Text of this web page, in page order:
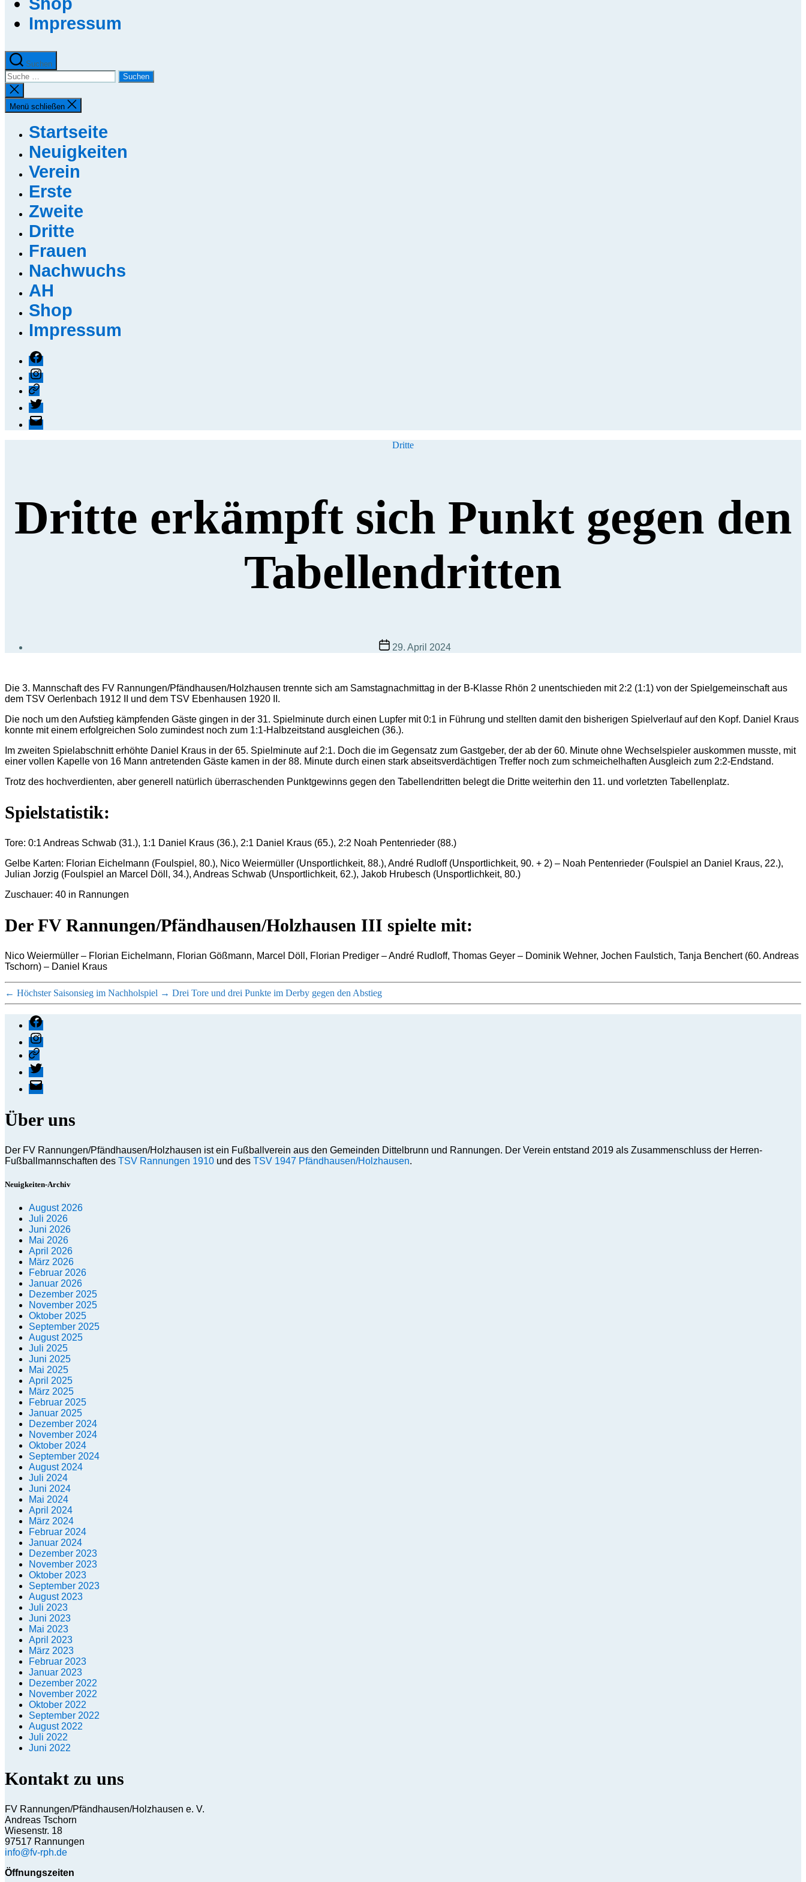
Impressum
Suchen
Suche
nach:
Suche
schließen
Menü schließen
Startseite
Neuigkeiten
Verein
Erste
Zweite
Dritte
Frauen
Nachwuchs
AH
Shop
Impressum
Facebook
Instagram
Threads
X
E-
Mail
Kategorien
Dritte
Dritte erkämpft sich Punkt gegen den
Tabellendritten
Beitragsdatum
29. April 2024
Die 3. Mannschaft des FV Rannungen/Pfändhausen/Holzhausen trennte sich am Samstagnachmittag in der B-Klasse Rhön 2 unentschieden mit 2:2 (1:1) von der Spielgemeinschaft aus
dem TSV Oerlenbach 1912 II und dem TSV Ebenhausen 1920 II.
Die noch um den Aufstieg kämpfenden Gäste gingen in der 31. Spielminute durch einen Lupfer mit 0:1 in Führung und stellten damit den bisherigen Spielverlauf auf den Kopf. Daniel Kraus
konnte mit einem erfolgreichen Solo zumindest noch zum 1:1-Halbzeitstand ausgleichen (36.).
Im zweiten Spielabschnitt erhöhte Daniel Kraus in der 65. Spielminute auf 2:1. Doch die im Gegensatz zum Gastgeber, der ab der 60. Minute ohne Wechselspieler auskommen musste, mit
einer vollen Kapelle von 16 Mann antretenden Gäste kamen in der 88. Minute durch einen stark abseitsverdächtigen Treffer noch zum schmeichelhaften Ausgleich zum 2:2-Endstand.
Trotz des hochverdienten, aber generell natürlich überraschenden Punktgewinns gegen den Tabellendritten belegt die Dritte weiterhin den 11. und vorletzten Tabellenplatz.
Spielstatistik:
Tore: 0:1 Andreas Schwab (31.), 1:1 Daniel Kraus (36.), 2:1 Daniel Kraus (65.), 2:2 Noah Pentenrieder (88.)
Gelbe Karten: Florian Eichelmann (Foulspiel, 80.), Nico Weiermüller (Unsportlichkeit, 88.), André Rudloff (Unsportlichkeit, 90. + 2) – Noah Pentenrieder (Foulspiel an Daniel Kraus, 22.),
Julian Jorzig (Foulspiel an Marcel Döll, 34.), Andreas Schwab (Unsportlichkeit, 62.), Jakob Hrubesch (Unsportlichkeit, 80.)
Zuschauer: 40 in Rannungen
Der FV Rannungen/Pfändhausen/Holzhausen III spielte mit:
Nico Weiermüller – Florian Eichelmann, Florian Gößmann, Marcel Döll, Florian Prediger – André Rudloff, Thomas Geyer – Dominik Wehner, Jochen Faulstich, Tanja Benchert (60. Andreas
Tschorn) – Daniel Kraus
← Höchster Saisonsieg im Nachholspiel → Drei Tore und drei Punkte im Derby gegen den Abstieg
Facebook
Instagram
Threads
X
E-
Mail
Über uns
Der FV Rannungen/Pfändhausen/Holzhausen ist ein Fußballverein aus den Gemeinden Dittelbrunn und Rannungen. Der Verein entstand 2019 als Zusammenschluss der Herren-
Fußballmannschaften des TSV Rannungen 1910 und des TSV 1947 Pfändhausen/Holzhausen.
Neuigkeiten-Archiv
August 2026
Juli 2026
Juni 2026
Mai 2026
April 2026
März 2026
Februar 2026
Januar 2026
Dezember 2025
November 2025
Oktober 2025
September 2025
August 2025
Juli 2025
Juni 2025
Mai 2025
April 2025
März 2025
Februar 2025
Januar 2025
Dezember 2024
November 2024
Oktober 2024
September 2024
August 2024
Juli 2024
Juni 2024
Mai 2024
April 2024
März 2024
Februar 2024
Januar 2024
Dezember 2023
November 2023
Oktober 2023
September 2023
August 2023
Juli 2023
Juni 2023
Mai 2023
April 2023
März 2023
Februar 2023
Januar 2023
Dezember 2022
November 2022
Oktober 2022
September 2022
August 2022
Juli 2022
Juni 2022
Kontakt zu uns
FV Rannungen/Pfändhausen/Holzhausen e. V.
Andreas Tschorn
Wiesenstr. 18
97517 Rannungen
info@fv-rph.de
Öffnungszeiten